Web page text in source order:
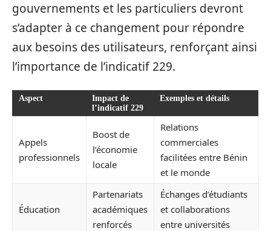
gouvernements et les particuliers devront
s’adapter à ce changement pour répondre
aux besoins des utilisateurs, renforçant ainsi
l’importance de l’indicatif 229.
Aspect
Impact de
l’indicatif 229
Exemples et détails
Appels
professionnels
Boost de
l’économie
locale
Relations
commerciales
facilitées entre Bénin
et le monde
Éducation
Partenariats
académiques
renforcés
Échanges d’étudiants
et collaborations
entre universités